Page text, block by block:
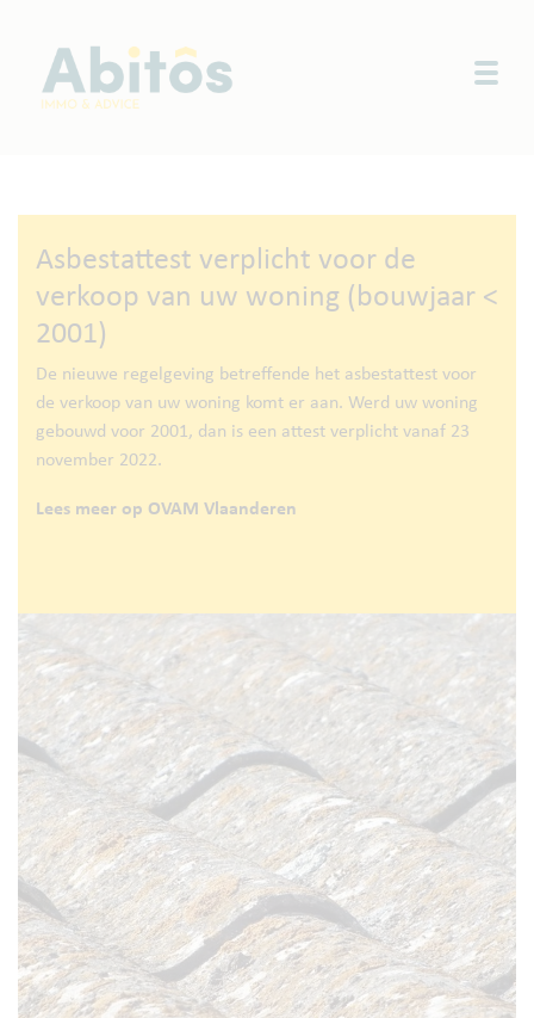
Asbestattest verplicht voor de
verkoop van uw woning (bouwjaar <
2001)
De nieuwe regelgeving betreffende het asbestattest voor
de verkoop van uw woning komt er aan. Werd uw woning
gebouwd voor 2001, dan is een attest verplicht vanaf 23
november 2022.
Lees meer op OVAM Vlaanderen